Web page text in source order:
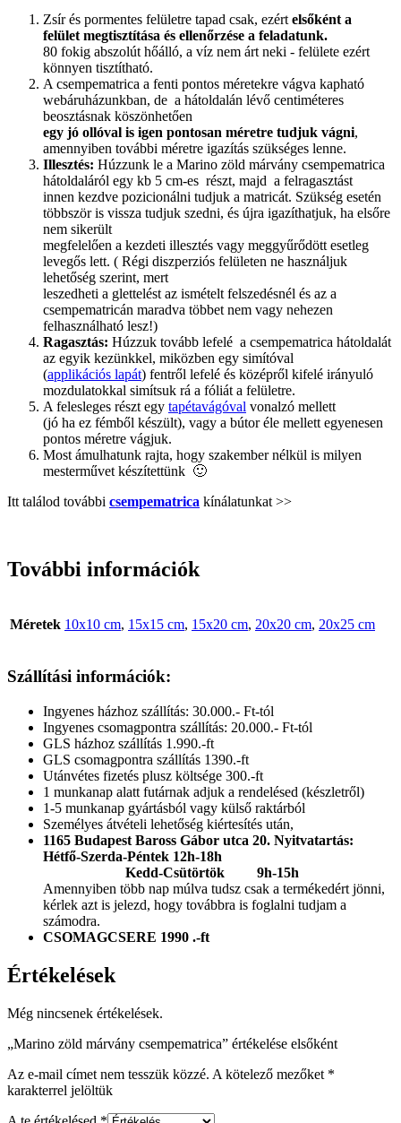
Zsír és pormentes felületre tapad csak, ezért elsőként a
felület megtisztítása és ellenőrzése a feladatunk.
80 fokig abszolút hőálló, a víz nem árt neki - felülete ezért
könnyen tisztítható.
A csempematrica a fenti pontos méretekre vágva kapható
webáruházunkban, de a hátoldalán lévő centiméteres
beosztásnak köszönhetően
egy jó ollóval is igen pontosan méretre tudjuk vágni,
amennyiben további méretre igazítás szükséges lenne.
Illesztés: Húzzunk le a Marino zöld márvány csempematrica
hátoldaláról egy kb 5 cm-es részt, majd a felragasztást
innen kezdve pozicionálni tudjuk a matricát. Szükség esetén
többször is vissza tudjuk szedni, és újra igazíthatjuk, ha elsőre
nem sikerült
megfelelően a kezdeti illesztés vagy meggyűrődött esetleg
levegős lett. ( Régi diszperziós felületen ne használjuk
lehetőség szerint, mert
leszedheti a glettelést az ismételt felszedésnél és az a
csempematricán maradva többet nem vagy nehezen
felhasználható lesz!)
Ragasztás: Húzzuk tovább lefelé a csempematrica hátoldalát
az egyik kezünkkel, miközben egy simítóval
(applikációs lapát) fentről lefelé és középről kifelé irányuló
mozdulatokkal simítsuk rá a fóliát a felületre.
A felesleges részt egy tapétavágóval vonalzó mellett
(jó ha ez fémből készült), vagy a bútor éle mellett egyenesen
pontos méretre vágjuk.
Most ámulhatunk rajta, hogy szakember nélkül is milyen
mesterművet készítettünk 🙂
Itt találod további csempematrica kínálatunkat >>
További információk
Méretek 10x10 cm, 15x15 cm, 15x20 cm, 20x20 cm, 20x25 cm
Szállítási információk:
Ingyenes házhoz szállítás: 30.000.- Ft-tól
Ingyenes csomagpontra szállítás: 20.000.- Ft-tól
GLS házhoz szállítás 1.990.-ft
GLS csomagpontra szállítás 1390.-ft
Utánvétes fizetés plusz költsége 300.-ft
1 munkanap alatt futárnak adjuk a rendelésed (készletről)
1-5 munkanap gyártásból vagy külső raktárból
Személyes átvételi lehetőség kiértesítés után,
1165 Budapest Baross Gábor utca 20. Nyitvatartás:
Hétfő-Szerda-Péntek 12h-18h
Kedd-Csütörtök 9h-15h
Amennyiben több nap múlva tudsz csak a termékedért jönni,
kérlek azt is jelezd, hogy továbbra is foglalni tudjam a
számodra.
CSOMAGCSERE 1990 .-ft
Értékelések
Még nincsenek értékelések.
„Marino zöld márvány csempematrica” értékelése elsőként
Az e-mail címet nem tesszük közzé. A kötelező mezőket *
karakterrel jelöltük